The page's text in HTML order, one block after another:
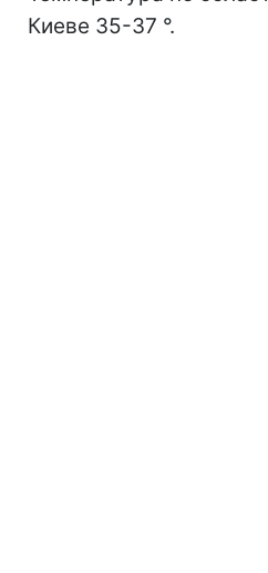
Киеве 35-37 °.